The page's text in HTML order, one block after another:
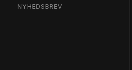
NYHEDSBREV